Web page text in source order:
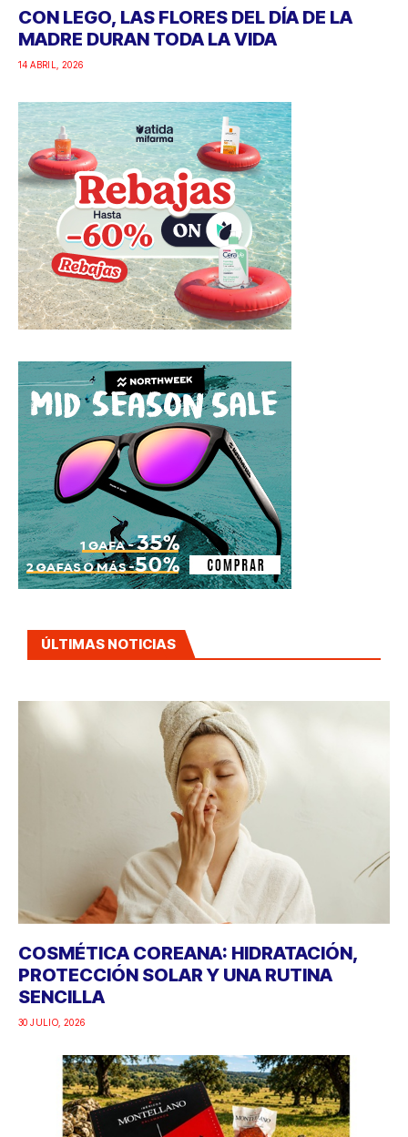
CON LEGO, LAS FLORES DEL DÍA DE LA
MADRE DURAN TODA LA VIDA
14 ABRIL, 2026
ÚLTIMAS NOTICIAS
COSMÉTICA COREANA: HIDRATACIÓN,
PROTECCIÓN SOLAR Y UNA RUTINA
SENCILLA
30 JULIO, 2026